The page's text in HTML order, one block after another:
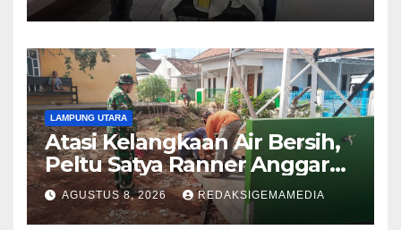
LAMPUNG UTARA
Atasi Kelangkaan Air Bersih,
Peltu Satya Ranner Anggara
Rampungkan Pembangunan
Sumur Bor di Tanjung Aman
AGUSTUS 8, 2026 REDAKSIGEMAMEDIA